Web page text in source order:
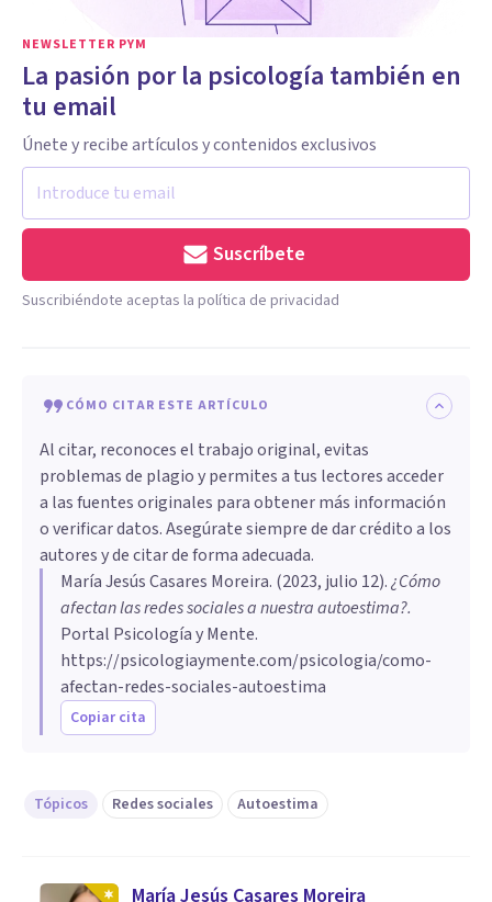
NEWSLETTER PYM
La pasión por la psicología también en
tu email
Únete y recibe artículos y contenidos exclusivos
Suscríbete
Suscribiéndote aceptas la política de privacidad
CÓMO CITAR ESTE ARTÍCULO
Al citar, reconoces el trabajo original, evitas
problemas de plagio y permites a tus lectores acceder
a las fuentes originales para obtener más información
o verificar datos. Asegúrate siempre de dar crédito a los
autores y de citar de forma adecuada.
María Jesús Casares Moreira. (2023, julio 12).¿Cómo
afectan las redes sociales a nuestra autoestima?.
Portal Psicología y Mente.
https://psicologiaymente.com/psicologia/como-
afectan-redes-sociales-autoestima
Copiar cita
Tópicos Redes sociales Autoestima
María Jesús Casares Moreira